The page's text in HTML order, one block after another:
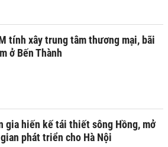
tính xây trung tâm thương mại, bãi
ở Bến Thành
gia hiến kế tái thiết sông Hồng, mở
phát triển cho Hà Nội